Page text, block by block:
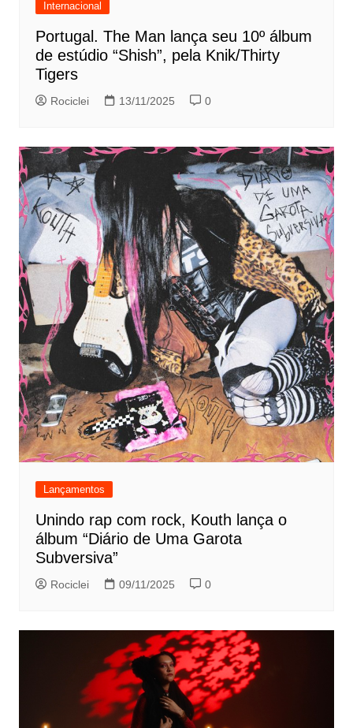
Internacional
Portugal. The Man lança seu 10º álbum
de estúdio “Shish”, pela Knik/Thirty
Tigers
Rociclei 13/11/2025 0
Lançamentos
Unindo rap com rock, Kouth lança o
álbum “Diário de Uma Garota
Subversiva”
Rociclei 09/11/2025 0